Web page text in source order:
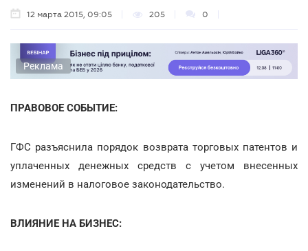
12 марта 2015, 09:05 205 0
Реклама
ПРАВОВОЕ СОБЫТИЕ:
ГФС разъяснила порядок возврата торговых патентов и
уплаченных денежных средств с учетом внесенных
изменений в налоговое законодательство.
ВЛИЯНИЕ НА БИЗНЕС: